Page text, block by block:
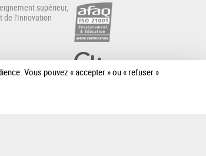
supérieur,
de l'Innovation
Vous pouvez « accepter » ou « refuser »